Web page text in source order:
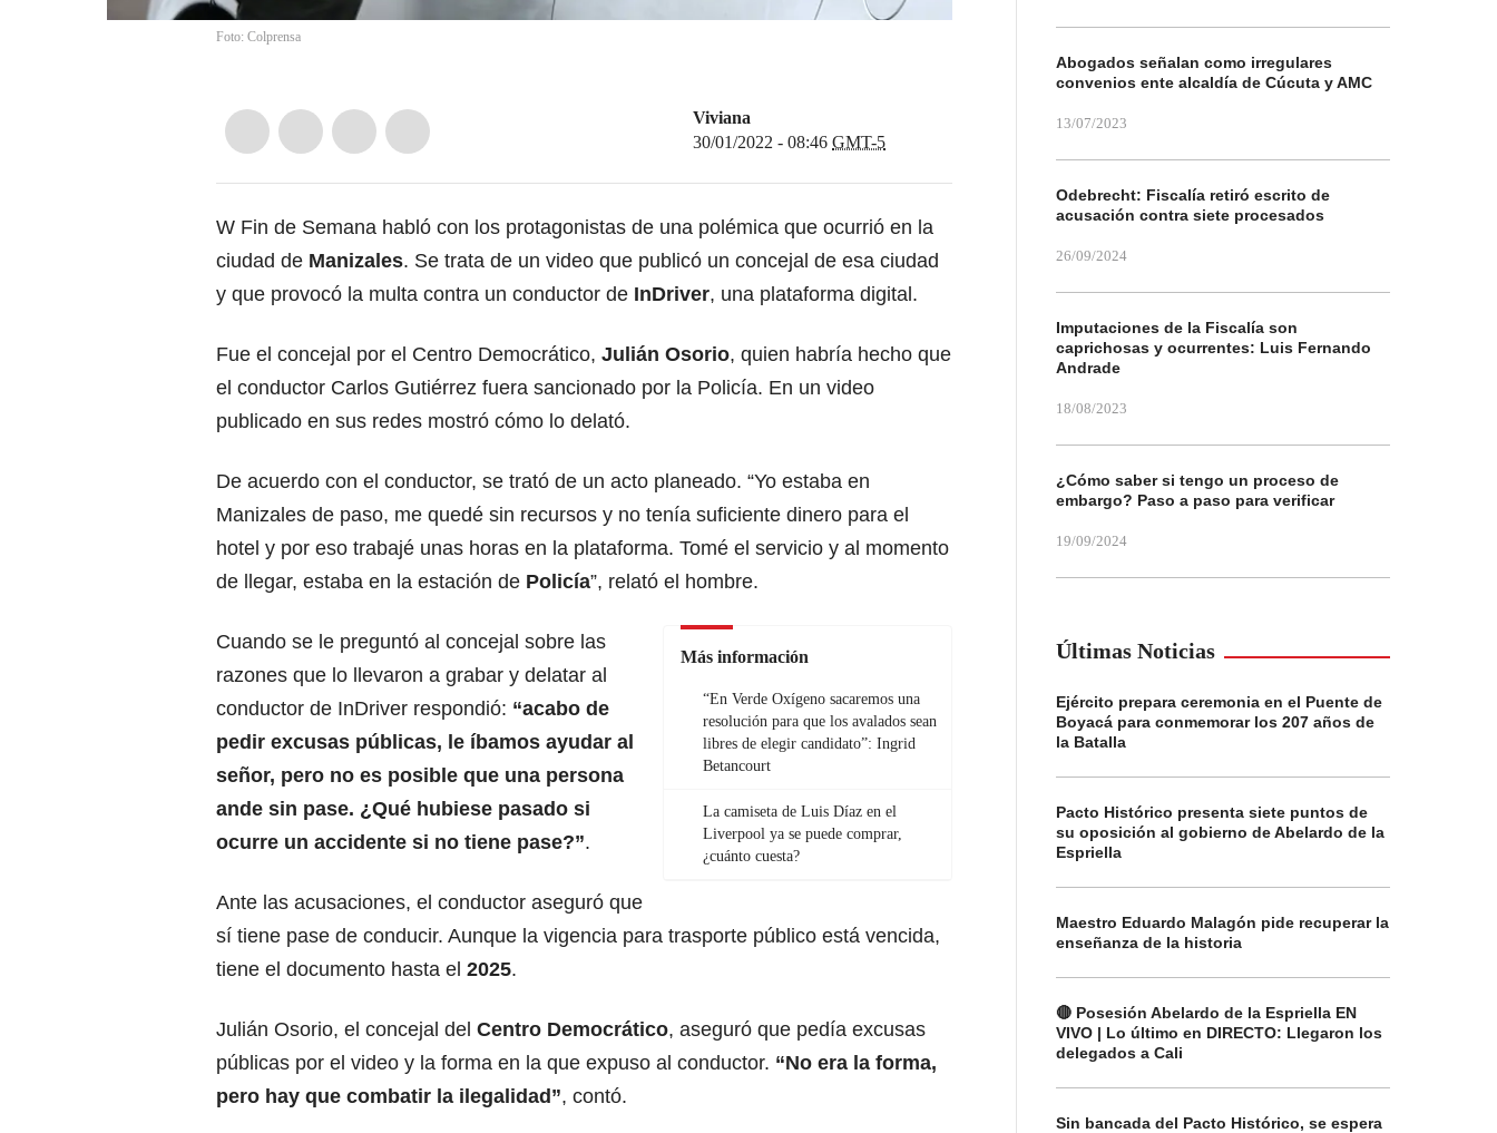
Foto: Colprensa
Viviana
30/01/2022 - 08:46 GMT-5
W Fin de Semana habló con los protagonistas de una polémica que ocurrió en la
ciudad de Manizales. Se trata de un video que publicó un concejal de esa ciudad
y que provocó la multa contra un conductor de InDriver, una plataforma digital.
Fue el concejal por el Centro Democrático, Julián Osorio, quien habría hecho que
el conductor Carlos Gutiérrez fuera sancionado por la Policía. En un video
publicado en sus redes mostró cómo lo delató.
De acuerdo con el conductor, se trató de un acto planeado. “Yo estaba en
Manizales de paso, me quedé sin recursos y no tenía suficiente dinero para el
hotel y por eso trabajé unas horas en la plataforma. Tomé el servicio y al momento
de llegar, estaba en la estación de Policía”, relató el hombre.
Más información
“En Verde Oxígeno sacaremos una
resolución para que los avalados sean
libres de elegir candidato”: Ingrid
Betancourt
La camiseta de Luis Díaz en el
Liverpool ya se puede comprar,
¿cuánto cuesta?
Cuando se le preguntó al concejal sobre las
razones que lo llevaron a grabar y delatar al
conductor de InDriver respondió: “acabo de
pedir excusas públicas, le íbamos ayudar al
señor, pero no es posible que una persona
ande sin pase. ¿Qué hubiese pasado si
ocurre un accidente si no tiene pase?”.
Ante las acusaciones, el conductor aseguró que
sí tiene pase de conducir. Aunque la vigencia para trasporte público está vencida,
tiene el documento hasta el 2025.
Julián Osorio, el concejal del Centro Democrático, aseguró que pedía excusas
públicas por el video y la forma en la que expuso al conductor. “No era la forma,
pero hay que combatir la ilegalidad”, contó.
Abogados señalan como irregulares
convenios ente alcaldía de Cúcuta y AMC
13/07/2023
Odebrecht: Fiscalía retiró escrito de
acusación contra siete procesados
26/09/2024
Imputaciones de la Fiscalía son
caprichosas y ocurrentes: Luis Fernando
Andrade
18/08/2023
¿Cómo saber si tengo un proceso de
embargo? Paso a paso para verificar
19/09/2024
Últimas Noticias
Ejército prepara ceremonia en el Puente de
Boyacá para conmemorar los 207 años de
la Batalla
Pacto Histórico presenta siete puntos de
su oposición al gobierno de Abelardo de la
Espriella
Maestro Eduardo Malagón pide recuperar la
enseñanza de la historia
🔴 Posesión Abelardo de la Espriella EN
VIVO | Lo último en DIRECTO: Llegaron los
delegados a Cali
Sin bancada del Pacto Histórico, se espera